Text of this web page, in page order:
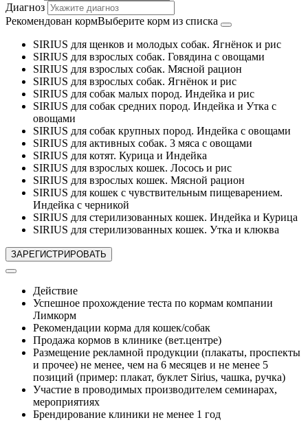
Диагноз
Рекомендован кормВыберите корм из списка
SIRIUS для щенков и молодых собак. Ягнёнок и рис
SIRIUS для взрослых собак. Говядина с овощами
SIRIUS для взрослых собак. Мясной рацион
SIRIUS для взрослых собак. Ягнёнок и рис
SIRIUS для собак малых пород. Индейка и рис
SIRIUS для собак средних пород. Индейка и Утка с
овощами
SIRIUS для собак крупных пород. Индейка с овощами
SIRIUS для активных собак. 3 мяса с овощами
SIRIUS для котят. Курица и Индейка
SIRIUS для взрослых кошек. Лосось и рис
SIRIUS для взрослых кошек. Мясной рацион
SIRIUS для кошек с чувствительным пищеварением.
Индейка с черникой
SIRIUS для стерилизованных кошек. Индейка и Курица
SIRIUS для стерилизованных кошек. Утка и клюква
Действие
Успешное прохождение теста по кормам компании
Лимкорм
Рекомендации корма для кошек/собак
Продажа кормов в клинике (вет.центре)
Размещение рекламной продукции (плакаты, проспекты
и прочее) не менее, чем на 6 месяцев и не менее 5
позиций (пример: плакат, буклет Sirius, чашка, ручка)
Участие в проводимых производителем семинарах,
мероприятиях
Брендирование клиники не менее 1 год